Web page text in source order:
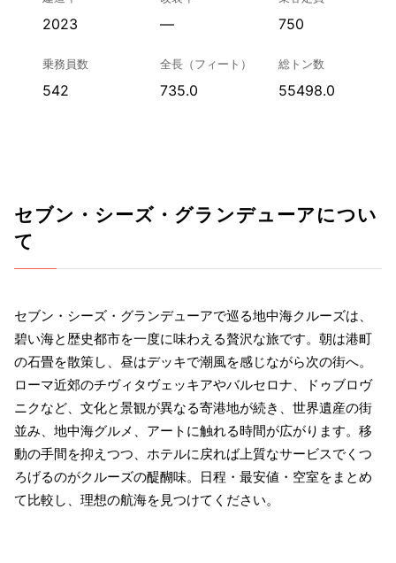
2023 — 750
乗務員数
542
全長（フィート）
735.0
総トン数
55498.0
セブン・シーズ・グランデューアについ
て
セブン・シーズ・グランデューアで巡る地中海クルーズは、
碧い海と歴史都市を一度に味わえる贅沢な旅です。朝は港町
の石畳を散策し、昼はデッキで潮風を感じながら次の街へ。
ローマ近郊のチヴィタヴェッキアやバルセロナ、ドゥブロヴ
ニクなど、文化と景観が異なる寄港地が続き、世界遺産の街
並み、地中海グルメ、アートに触れる時間が広がります。移
動の手間を抑えつつ、ホテルに戻れば上質なサービスでくつ
ろげるのがクルーズの醍醐味。日程・最安値・空室をまとめ
て比較し、理想の航海を見つけてください。